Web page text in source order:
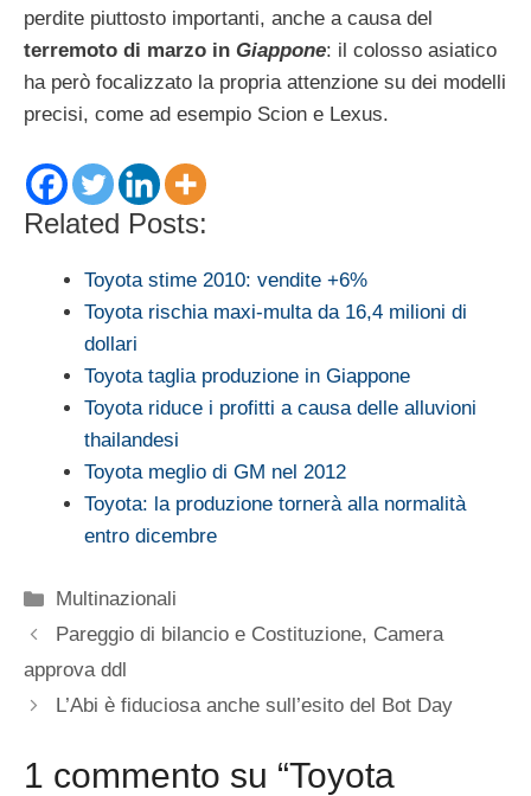
perdite piuttosto importanti, anche a causa del
terremoto di marzo in Giappone: il colosso asiatico
ha però focalizzato la propria attenzione su dei modelli
precisi, come ad esempio Scion e Lexus.
Related Posts:
Toyota stime 2010: vendite +6%
Toyota rischia maxi-multa da 16,4 milioni di
dollari
Toyota taglia produzione in Giappone
Toyota riduce i profitti a causa delle alluvioni
thailandesi
Toyota meglio di GM nel 2012
Toyota: la produzione tornerà alla normalità
entro dicembre
Categorie
Multinazionali
Pareggio di bilancio e Costituzione, Camera
approva ddl
L’Abi è fiduciosa anche sull’esito del Bot Day
1 commento su “Toyota